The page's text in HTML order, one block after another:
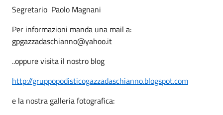
Segretario ­ Paolo Magnani
Per informazioni manda una mail a:
gpgazzadaschianno@yahoo.it
..oppure visita il nostro blog
http://gruppopodisticogazzadaschianno.blogspot.com
e la nostra galleria fotografica: